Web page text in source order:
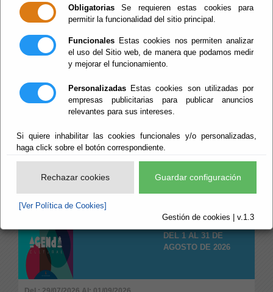
Obligatorias Se requieren estas cookies para
permitir la funcionalidad del sitio principal.
Funcionales Estas cookies nos permiten analizar
el uso del Sitio web, de manera que podamos medir
y mejorar el funcionamiento.
Personalizadas Estas cookies son utilizadas por
empresas publicitarias para publicar anuncios
relevantes para sus intereses.
Si quiere inhabilitar las cookies funcionales y/o personalizadas,
haga click sobre el botón correspondiente.
Rechazar cookies Guardar configuración
[Ver Política de Cookies]
Gestión de cookies | v.1.3
SEPTIEMBRE 2026
Del : 17/09/2026 Al: 31/08/2026
Lugar:
Perido: 09 - Septiembre
Tipo: Arte y Cultura
Ver evento
CIRCUITO
PROVINCIAL DE
TRAVESÍAS A NADO.
Perido: 08 - Agosto
Ver evento
AGENDA CULTURAL
DEL 1 AL 31 DE
AGOSTO DE 2026